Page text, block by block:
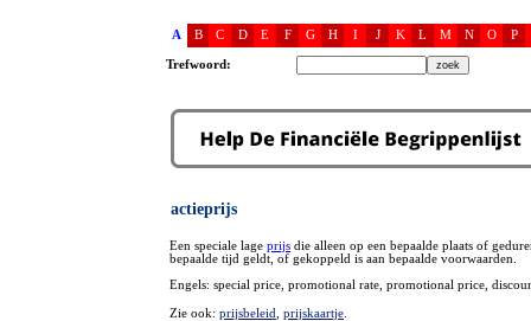
A B C D E F G H I J K L M N O P
Trefwoord:
actieprijs
Een speciale lage prijs die alleen op een bepaalde plaats of
bepaalde tijd geldt, of gekoppeld is aan bepaalde voorwaarden.
Engels: special price, promotional rate, promotional price,
Zie ook: prijsbeleid prijskaartje